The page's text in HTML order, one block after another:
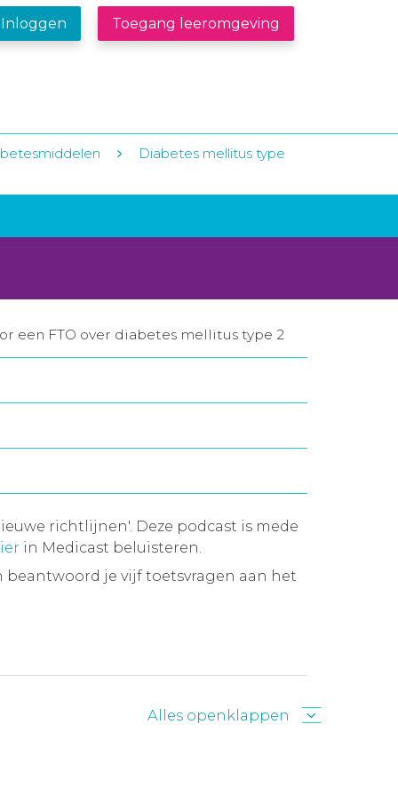
Inloggen Toegang leeromgeving
Diabetes mellitus type
een FTO over diabetes mellitus type 2
richtlijnen'. Deze podcast is mede
in Medicast beluisteren.
beantwoord je vijf toetsvragen aan het
Alles openklappen